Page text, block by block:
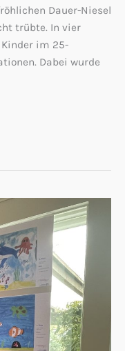
Dauer-Niesel
trübte. In vier
im 25-
Dabei wurde